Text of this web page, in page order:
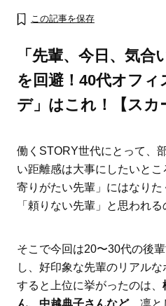
ママとパパに贈る「ジェン
この記事を保存
「先輩、今日、気合
を回避！40代オフィ
デ」はこれ！【スカ
働くSTORY世代にとって、
い距離感は大事にしたいと
寄りがたい先輩」にはなり
「頼りない先輩」と思われ
そこで今回は20〜30代の後
し、好印象な先輩のリアルな
すると上位に挙がったのは、
ん、中越典子さんなど、凛と